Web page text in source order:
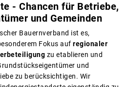
- Chancen für Betriebe,
und Gemeinden
Bauernverband ist es,
Fokus auf regionaler
zu etablieren und
und
zu berücksichtigen. Wir